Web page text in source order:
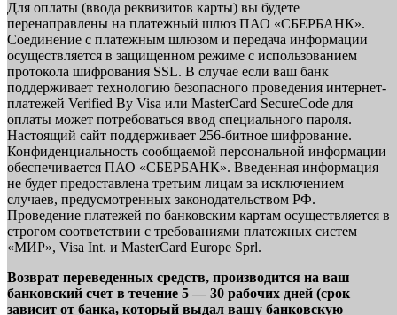
Для оплаты (ввода реквизитов карты) вы будете
перенаправлены на платежный шлюз ПАО «СБЕРБАНК».
Соединение с платежным шлюзом и передача информации
осуществляется в защищенном режиме с использованием
протокола шифрования SSL. В случае если ваш банк
поддерживает технологию безопасного проведения интернет-
платежей Verified By Visa или MasterCard SecureCode для
оплаты может потребоваться ввод специального пароля.
Настоящий сайт поддерживает 256-битное шифрование.
Конфиденциальность сообщаемой персональной информации
обеспечивается ПАО «СБЕРБАНК». Введенная информация
не будет предоставлена третьим лицам за исключением
случаев, предусмотренных законодательством РФ.
Проведение платежей по банковским картам осуществляется в
строгом соответствии с требованиями платежных систем
«МИР», Visa Int. и MasterCard Europe Sprl.
Возврат переведенных средств, производится на ваш
банковский счет в течение 5 — 30 рабочих дней (срок
зависит от банка, который выдал вашу банковскую